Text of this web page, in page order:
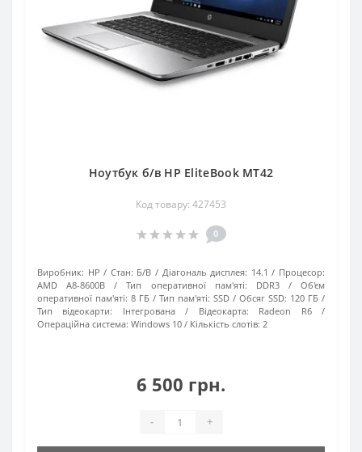
Ноутбук б/в HP EliteBook MT42
Код товару: 427453
0
Виробник: HP Стан: Б/В Діагональ дисплея: 14.1
Процесор:
AMD A8-8600B
Тип оперативної пам'яті: DDR3
Об'єм
оперативної пам'яті: 8 ГБ Тип пам'яті: SSD Обсяг SSD: 120 ГБ
Тип відеокарти:
Інтегрована Відеокарта:
Radeon R6
Операційна система: Windows 10 Кількість слотів: 2
6 500 грн.
- +